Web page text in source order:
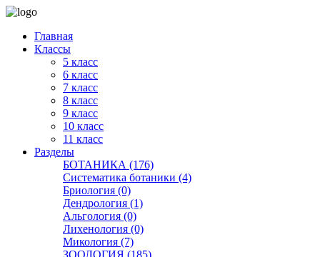
Главная
Классы
5 класс
6 класс
7 класс
8 класс
9 класс
10 класс
11 класс
Разделы
БОТАНИКА (176)
Систематика ботаники (4)
Бриология (0)
Дендрология (1)
Альгология (0)
Лихенология (0)
Микология (7)
ЗООЛОГИЯ (185)